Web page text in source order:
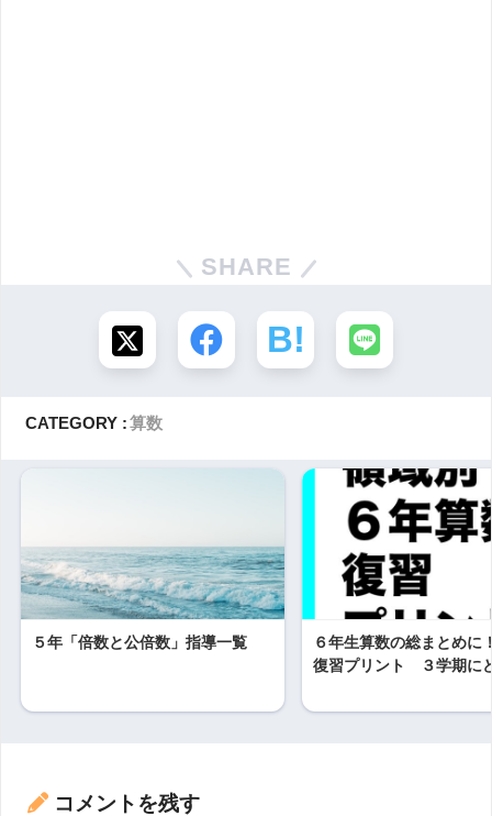
SHARE
CATEGORY :算数
５年「倍数と公倍数」指導一覧
６年生算数の総まとめに
復習プリント ３学期に
コメントを残す